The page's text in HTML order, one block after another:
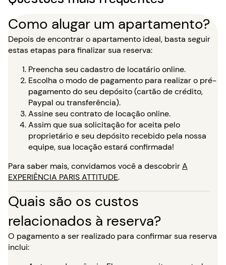
Como alugar um apartamento?
Depois de encontrar o apartamento ideal, basta seguir
estas etapas para finalizar sua reserva:
Preencha seu cadastro de locatário online.
Escolha o modo de pagamento para realizar o pré-
pagamento do seu depósito (cartão de crédito,
Paypal ou transferência).
Assine seu contrato de locação online.
Assim que sua solicitação for aceita pelo
proprietário e seu depósito recebido pela nossa
equipe, sua locação estará confirmada!
Para saber mais, convidamos você a descobrirA
EXPERIÊNCIA PARIS ATTITUDE.
Quais são os custos
relacionados à reserva?
O pagamento a ser realizado para confirmar sua reserva
inclui: